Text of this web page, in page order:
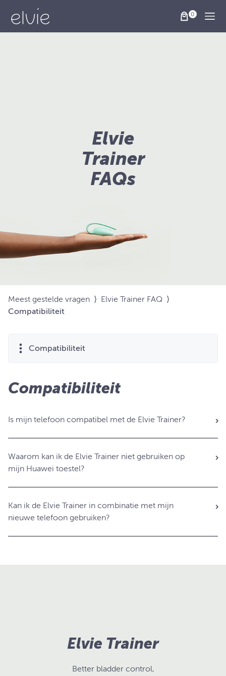
Elvie
Trainer
FAQs
Meest gestelde vragen ⟩ Elvie Trainer FAQ ⟩
Compatibiliteit
Compatibiliteit
Compatibiliteit
Is mijn telefoon compatibel met de Elvie Trainer?
Waarom kan ik de Elvie Trainer niet gebruiken op
mijn Huawei toestel?
Kan ik de Elvie Trainer in combinatie met mijn
nieuwe telefoon gebruiken?
Elvie Trainer
Better bladder control,